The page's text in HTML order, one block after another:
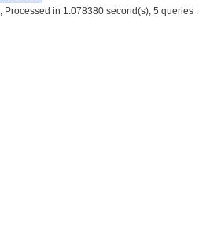
, Processed in 1.078380 second(s), 5 queries .